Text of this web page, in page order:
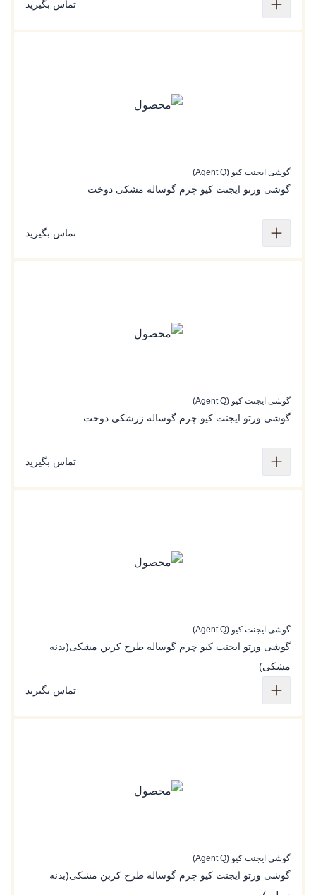
تماس بگیرید
گوشی ایجنت کیو (Agent Q)
گوشی ورتو ایجنت کیو چرم گوساله مشکی دوخت
تماس بگیرید
گوشی ایجنت کیو (Agent Q)
گوشی ورتو ایجنت کیو چرم گوساله زرشکی دوخت
تماس بگیرید
گوشی ایجنت کیو (Agent Q)
گوشی ورتو ایجنت کیو چرم گوساله طرح‌ کربن مشکی(بدنه
مشکی)
تماس بگیرید
گوشی ایجنت کیو (Agent Q)
گوشی ورتو ایجنت کیو چرم گوساله طرح‌ کربن مشکی(بدنه